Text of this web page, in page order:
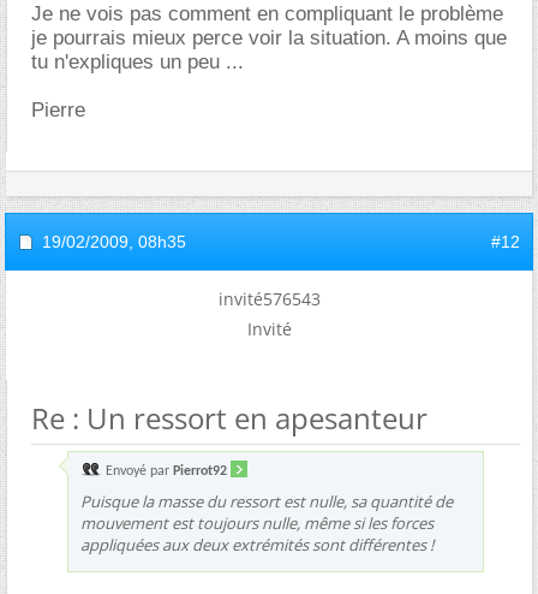
Je ne vois pas comment en compliquant le problème
je pourrais mieux perce voir la situation. A moins que
tu n'expliques un peu ...
Pierre
19/02/2009, 08h35 #12
invité576543
Invité
Re : Un ressort en apesanteur
Envoyé par Pierrot92
Puisque la masse du ressort est nulle, sa quantité de
mouvement est toujours nulle, même si les forces
appliquées aux deux extrémités sont différentes !